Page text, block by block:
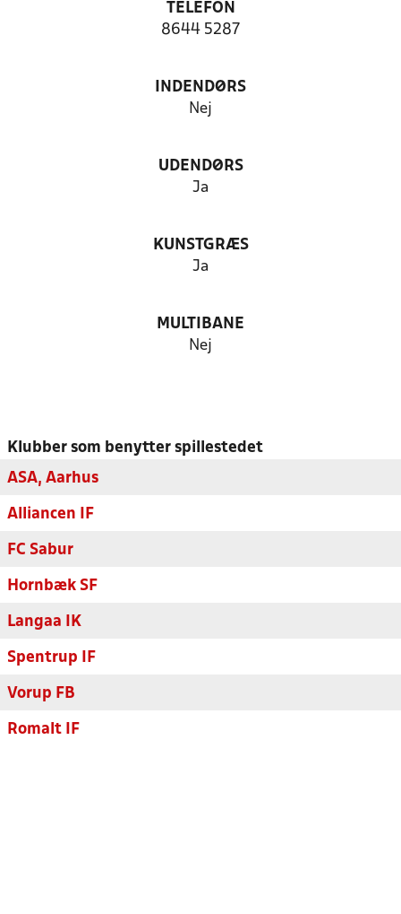
TELEFON
8644 5287
INDENDØRS
Nej
UDENDØRS
Ja
KUNSTGRÆS
Ja
MULTIBANE
Nej
Klubber som benytter spillestedet
ASA, Aarhus
Alliancen IF
FC Sabur
Hornbæk SF
Langaa IK
Spentrup IF
Vorup FB
Romalt IF